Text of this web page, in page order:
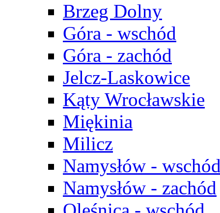
Brzeg Dolny
Góra - wschód
Góra - zachód
Jelcz-Laskowice
Kąty Wrocławskie
Miękinia
Milicz
Namysłów -
Namysłów - zachód